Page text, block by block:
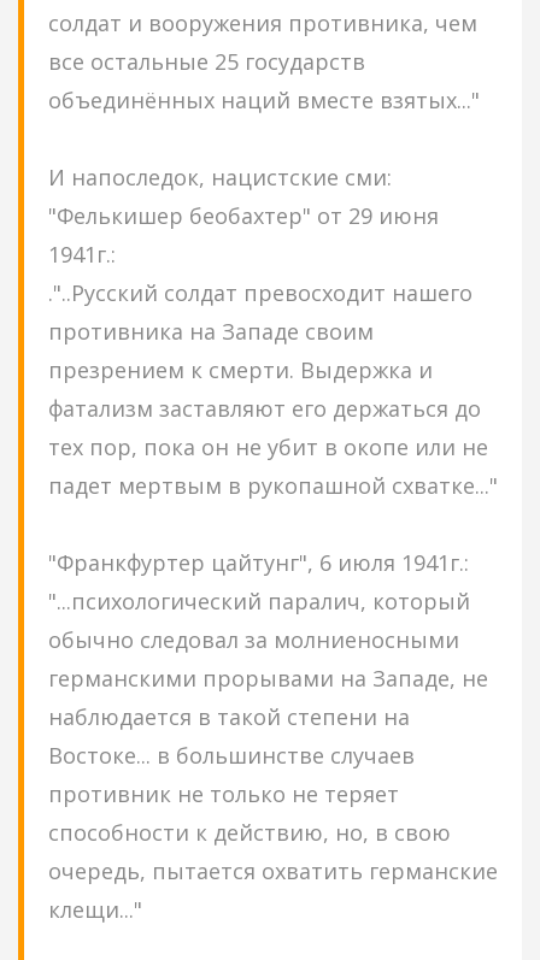
солдат и вооружения противника, чем
все остальные 25 государств
объединённых наций вместе взятых..."
И напоследок, нацистские сми:
"Фелькишер беобахтер" от 29 июня
1941г.:
."..Русский солдат превосходит нашего
противника на Западе своим
презрением к смерти. Выдержка и
фатализм заставляют его держаться до
тех пор, пока он не убит в окопе или не
падет мертвым в рукопашной схватке..."
"Франкфуртер цайтунг", 6 июля 1941г.:
"...психологический паралич, который
обычно следовал за молниеносными
германскими прорывами на Западе, не
наблюдается в такой степени на
Востоке... в большинстве случаев
противник не только не теряет
способности к действию, но, в свою
очередь, пытается охватить германские
клещи..."